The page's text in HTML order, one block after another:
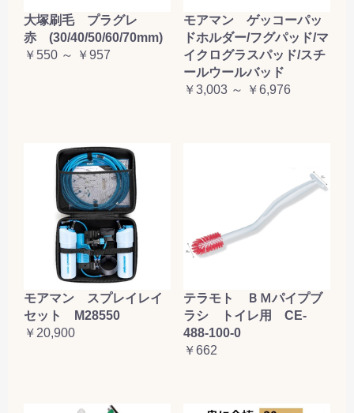
大塚刷毛 プラグレ
赤 (30/40/50/60/70mm)
￥550 ～ ￥957
モアマン ゲッコーパッ
ドホルダー/フグパッド/マ
イクログラスパッド/スチ
ールウールバッド
￥3,003 ～ ￥6,976
モアマン スプレイレイ
セット M28550
￥20,900
テラモト ＢＭパイプブ
ラシ トイレ用 CE-
488-100-0
￥662